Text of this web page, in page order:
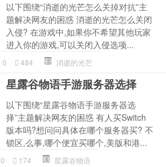
以下围绕“消逝的光芒怎么关掉对抗”主
题解决网友的困惑 消逝的光芒怎么关闭
入侵? 在游戏中,如果你不希望其他玩家
进入你的游戏,可以关闭入侵选项...
0 484 消逝的光芒
星露谷物语手游服务器选择
以下围绕“星露谷物语手游服务器选
择”主题解决网友的困惑 有人买Switch
版本吗?想问问具体在哪个服务器买? 不
锁区,么事,哪个便宜买哪个,美版和港...
0 174 星露谷物语